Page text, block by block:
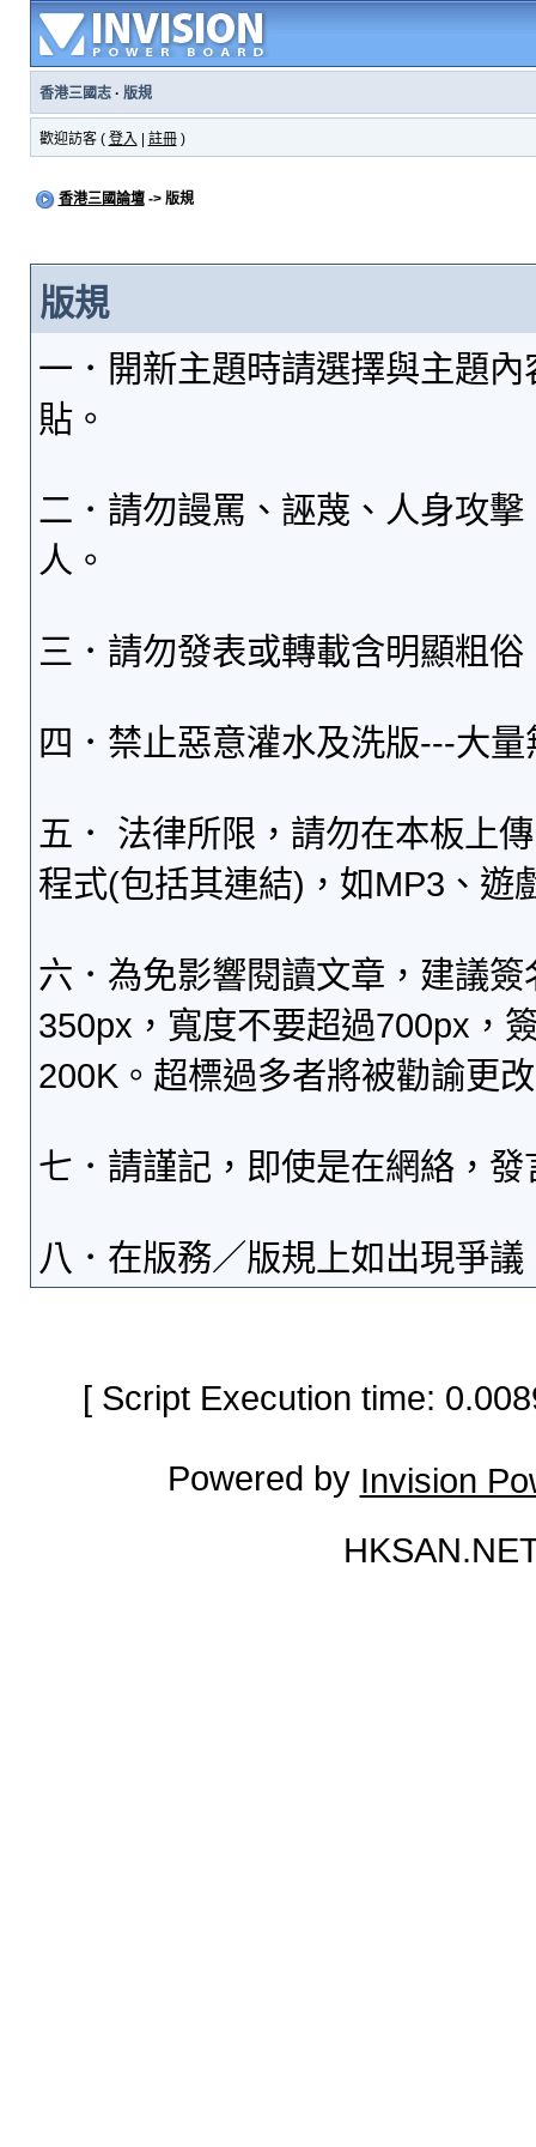
香港三國志· 版規
歡迎訪客 ( 登入 註冊)
香港三國論壇-> 版規
版規
一．開新主題時請選擇與主題
貼。
二．請勿謾罵、誣蔑、人身攻
人。
三．請勿發表或轉載含明顯粗
四．禁止惡意灌水及洗版---大
五． 法律所限，請勿在本板上
程式(包括其連結)，如MP3、遊
六．為免影響閱讀文章，建議
350px，寬度不要超過700px，
200K。超標過多者將被勸諭更
七．請謹記，即使是在網絡，
八．在版務／版規上如出現爭
[ Script Execution time:
Powered by Invision